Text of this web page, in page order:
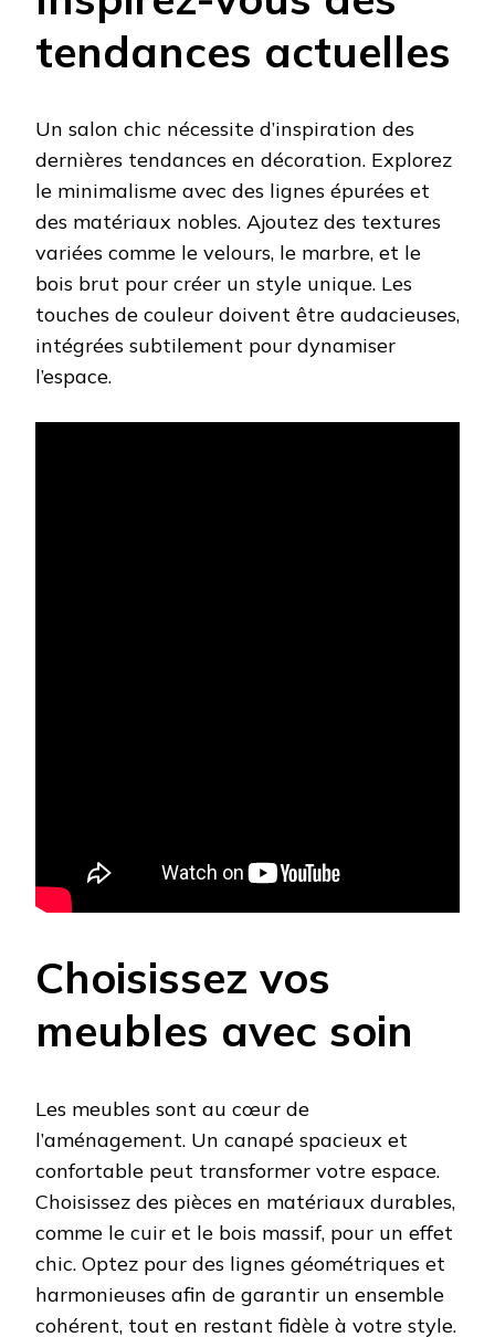
tendances actuelles
Un salon chic nécessite d’inspiration des
dernières tendances en décoration. Explorez
le minimalisme avec des lignes épurées et
des matériaux nobles. Ajoutez des textures
variées comme le velours, le marbre, et le
bois brut pour créer un style unique. Les
touches de couleur doivent être audacieuses,
intégrées subtilement pour dynamiser
l’espace.
Choisissez vos
meubles avec soin
Les meubles sont au cœur de
l’aménagement. Un canapé spacieux et
confortable peut transformer votre espace.
Choisissez des pièces en matériaux durables,
comme le cuir et le bois massif, pour un effet
chic. Optez pour des lignes géométriques et
harmonieuses afin de garantir un ensemble
cohérent, tout en restant fidèle à votre style.